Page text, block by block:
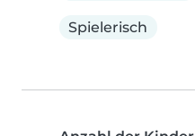
Spielerisch